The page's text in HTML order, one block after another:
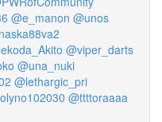
@e_manon @unos
@viper_darts
@una_nuki
@lethargic_pri
@ttttoraaaa